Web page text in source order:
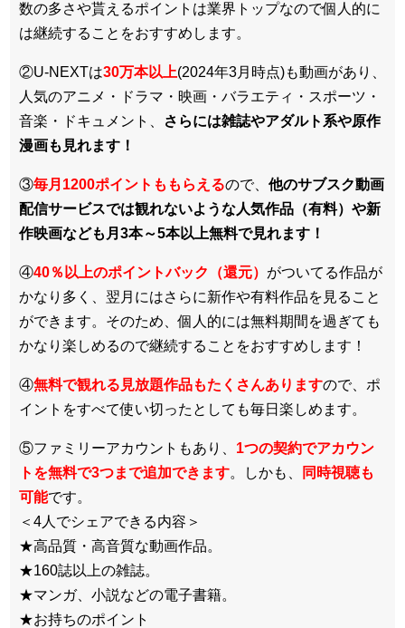
数の多さや貰えるポイントは業界トップなので個人的に
は継続することをおすすめします。
②U-NEXTは30万本以上(2024年3月時点)も動画があり、
人気のアニメ・ドラマ・映画・バラエティ・スポーツ・
音楽・ドキュメント、
さらには雑誌やアダルト系や原作
漫画も見れます！
③毎月1200ポイントももらえるので、 他のサブスク動画
配信サービスでは観れないような人気作品（有料）や新
作映画なども月3本～5本以上無料で見れます！
④40％以上のポイントバック（還元） がついてる作品が
かなり多く、翌月にはさらに新作や有料作品を見ること
ができます。そのため、個人的には無料期間を過ぎても
かなり楽しめるので継続することをおすすめします！
④無料で観れる見放題作品もたくさんありますので、ポ
イントをすべて使い切ったとしても毎日楽しめます。
⑤ファミリーアカウントもあり、 1つの契約でアカウン
トを無料で3つまで追加できます。しかも、
同時視聴も
可能です。
＜4人でシェアできる内容＞
★高品質・高音質な動画作品。
★160誌以上の雑誌。
★マンガ、小説などの電子書籍。
★お持ちのポイント